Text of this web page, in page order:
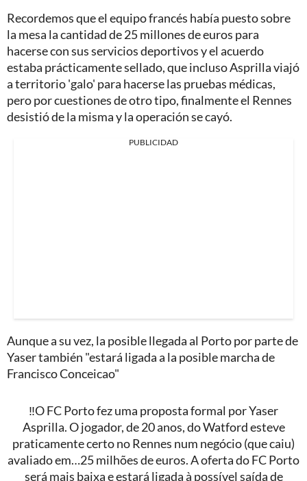
Recordemos que el equipo francés había puesto sobre
la mesa la cantidad de 25 millones de euros para
hacerse con sus servicios deportivos y el acuerdo
estaba prácticamente sellado, que incluso Asprilla viajó
a territorio 'galo' para hacerse las pruebas médicas,
pero por cuestiones de otro tipo, finalmente el Rennes
desistió de la misma y la operación se cayó.
PUBLICIDAD
Aunque a su vez, la posible llegada al Porto por parte de
Yaser también "estará ligada a la posible marcha de
Francisco Conceicao"
‼️O FC Porto fez uma proposta formal por Yaser
Asprilla. O jogador, de 20 anos, do Watford esteve
praticamente certo no Rennes num negócio (que caiu)
avaliado em…25 milhões de euros. A oferta do FC Porto
será mais baixa e estará ligada à possível saída de